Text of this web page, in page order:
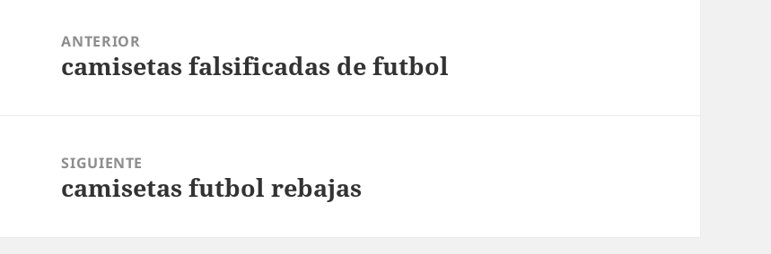
entradas
ANTERIOR
Entrada
camisetas falsificadas de futbol
SIGUIENTE
Entrada
camisetas futbol rebajas